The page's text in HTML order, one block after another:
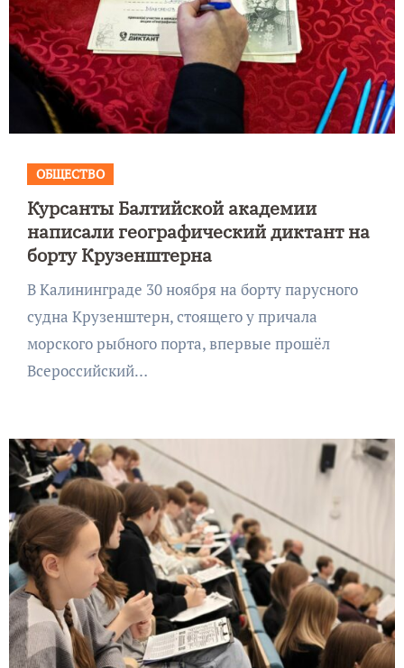
ОБЩЕСТВО
Курсанты Балтийской академии
написали географический диктант на
борту Крузенштерна
В Калининграде 30 ноября на борту парусного
судна Крузенштерн, стоящего у причала
морского рыбного порта, впервые прошёл
Всероссийский…